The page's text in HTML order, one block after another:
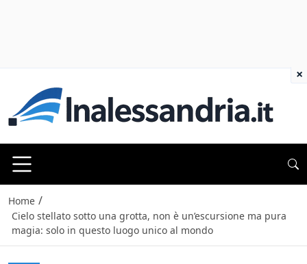
Home /
Cielo stellato sotto una grotta, non è un’escursione ma pura
magia: solo in questo luogo unico al mondo
×